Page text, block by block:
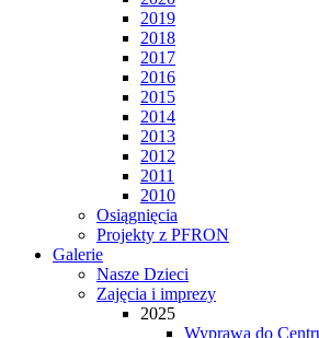
2019
2018
2017
2016
2015
2014
2013
2012
2011
2010
Osiągnięcia
Projekty z PFRON
Galerie
Nasze Dzieci
Zajęcia i imprezy
2025
Wyprawa do